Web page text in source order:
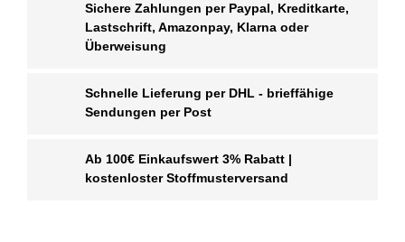
Sichere Zahlungen per Paypal, Kreditkarte,
Lastschrift, Amazonpay, Klarna oder
Überweisung
Schnelle Lieferung per DHL - brieffähige
Sendungen per Post
Ab 100€ Einkaufswert 3% Rabatt |
kostenloster Stoffmusterversand